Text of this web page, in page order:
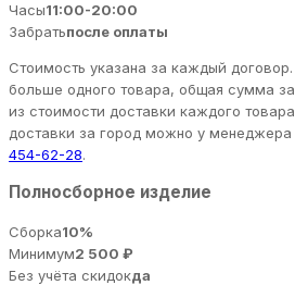
Часы11:00-20:00
Забратьпосле оплаты
Стоимость указана за каждый
больше одного товара, общая сумма
из стоимости доставки каждого
доставки за город можно у менеджера
454-62-28.
Полносборное изделие
Сборка10%
Минимум2 500 ₽
Без учёта скидокда